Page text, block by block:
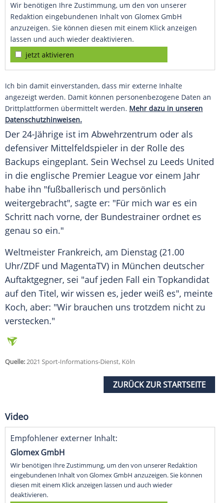
Wir benötigen Ihre Zustimmung, um den von unserer
Redaktion eingebundenen Inhalt von Glomex GmbH
anzuzeigen. Sie können diesen mit einem Klick anzeigen
lassen und auch wieder deaktivieren.
jetzt aktivieren
Ich bin damit einverstanden, dass mir externe Inhalte
angezeigt werden. Damit können personenbezogene Daten an
Drittplattformen übermittelt werden. Mehr dazu in unseren
Datenschutzhinweisen.
Der 24-Jährige ist im Abwehrzentrum oder als
defensiver Mittelfeldspieler in der Rolle des
Backups eingeplant. Sein Wechsel zu Leeds United
in die englische Premier League vor einem Jahr
habe ihn "fußballerisch und persönlich
weitergebracht", sagte er: "Für mich war es ein
Schritt nach vorne, der Bundestrainer ordnet es
genau so ein."
Weltmeister Frankreich, am Dienstag (21.00
Uhr/ZDF und MagentaTV) in München deutscher
Auftaktgegner, sei "auf jeden Fall ein Topkandidat
auf den Titel, wir wissen es, jeder weiß es", meinte
Koch, aber: "Wir brauchen uns trotzdem nicht zu
verstecken."
Quelle:2021 Sport-Informations-Dienst, Köln
ZURÜCK ZUR STARTSEITE
Video
Empfohlener externer Inhalt:
Glomex GmbH
Wir benötigen Ihre Zustimmung, um den von unserer Redaktion
eingebundenen Inhalt von Glomex GmbH anzuzeigen. Sie können
diesen mit einem Klick anzeigen lassen und auch wieder
deaktivieren.